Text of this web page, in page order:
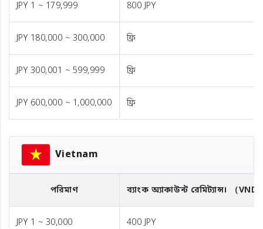
JPY 1 ~ 179,999 800 JPY
JPY 180,000 ~ 300,000 ফ্রি
JPY 300,001 ~ 599,999 ফ্রি
JPY 600,000 ~ 1,000,000 ফ্রি
Vietnam
পরিমাণ ব্যাংক অ্যাকাউন্ট রেমিট্যান্স। （VND
JPY 1 ~ 30,000 400 JPY